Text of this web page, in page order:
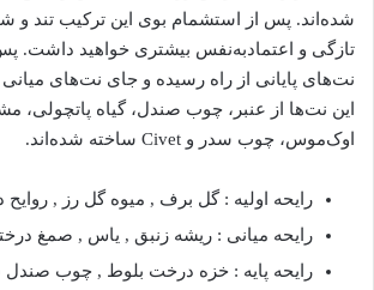
شده‌اند. پس از استشمام بوی این ترکیب تند و
تازگی و اعتمادبه‌نفس بیشتری خواهید داشت.
نت‌های پایانی از راه رسیده و جای نت‌های
این نت‌ها از عنبر، چوب صندل، گیاه پاتچولی،
اوک‌موس، چوب سدر و Civet ساخته شده‌اند.
رایحه اولیه : گل برف , میوه گل رز , روایح
رایحه میانی : ریشه زنبق , یاس , صمغ
رایحه پایه : خزه درخت بلوط , چوب